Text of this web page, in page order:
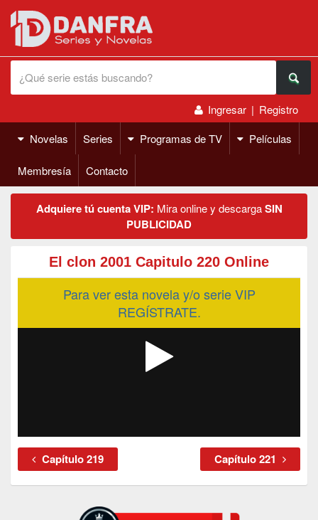
Ingresar | Registro
Novelas
Series Programas de TV Películas
Membresía Contacto
Adquiere tú cuenta VIP: Mira online y descargaSIN
PUBLICIDAD
El clon 2001 Capitulo 220 Online
Para ver esta novela y/o serie VIP
REGÍSTRATE.
Capítulo 219 Capítulo 221